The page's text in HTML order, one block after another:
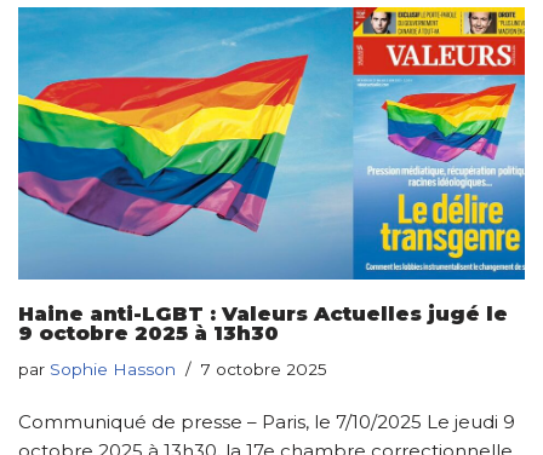
Haine anti-LGBT : Valeurs Actuelles jugé le
9 octobre 2025 à 13h30
par Sophie Hasson 7 octobre 2025
Communiqué de presse – Paris, le 7/10/2025 Le jeudi 9